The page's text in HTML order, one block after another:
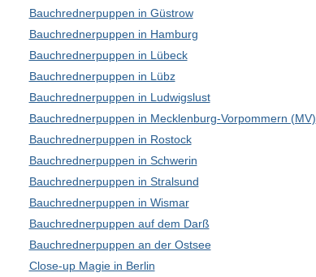
Bauchrednerpuppen in Güstrow
Bauchrednerpuppen in Hamburg
Bauchrednerpuppen in Lübeck
Bauchrednerpuppen in Lübz
Bauchrednerpuppen in Ludwigslust
Bauchrednerpuppen in Mecklenburg-Vorpommern (MV)
Bauchrednerpuppen in Rostock
Bauchrednerpuppen in Schwerin
Bauchrednerpuppen in Stralsund
Bauchrednerpuppen in Wismar
Bauchrednerpuppen auf dem Darß
Bauchrednerpuppen an der Ostsee
Close-up Magie in Berlin